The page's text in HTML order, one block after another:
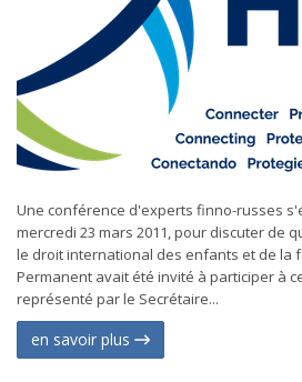
Une conférence d'experts finno-russes
mercredi 23 mars 2011, pour discuter de
le droit international des enfants et de la
Permanent avait été invité à participer à
représenté par le Secrétaire...
en savoir plus